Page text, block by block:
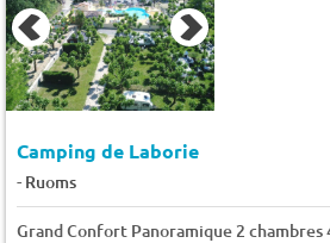
Camping de Laborie
- Ruoms
Grand Confort Panoramique 2 chambres